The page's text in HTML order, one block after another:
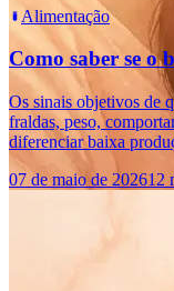
Alimentação
Como saber se o
Os sinais objetivos de
fraldas, peso,
diferenciar baixa
07 de maio de 202612